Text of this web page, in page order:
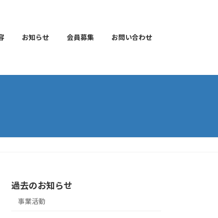
お知らせ 会員募集 お問い合わせ
過去のお知らせ
事業活動